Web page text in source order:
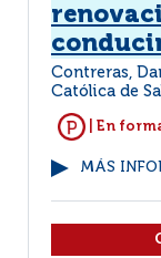
Contreras,
Católica de
| En
MÁS